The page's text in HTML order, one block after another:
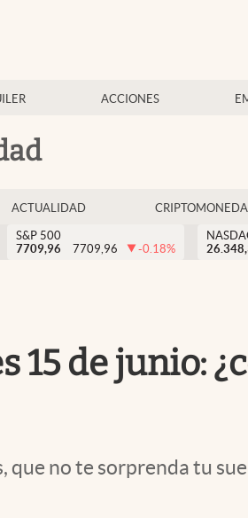
ACCIONES
ACTUALIDAD
S&P 500
7709,96
7709,96 -0.18%
15 de junio:
no te sorprenda tu